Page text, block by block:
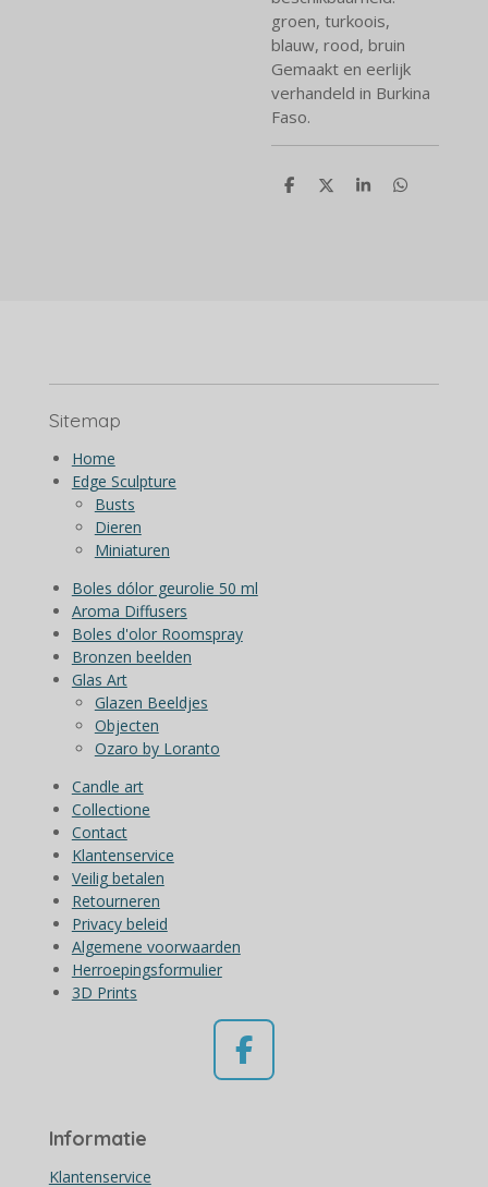
groen, turkoois,
blauw, rood, bruin
Gemaakt en eerlijk
verhandeld in Burkina
Faso.
D
D
S
D
Sitemap
Home
Edge Sculpture
Busts
Dieren
Miniaturen
Boles dólor geurolie 50 ml
Aroma Diffusers
Boles d'olor Roomspray
Bronzen beelden
Glas Art
Glazen Beeldjes
Objecten
Ozaro by Loranto
Candle art
Collectione
Contact
Klantenservice
Veilig betalen
Retourneren
Privacy beleid
Algemene voorwaarden
Herroepingsformulier
3D Prints
F
Informatie
Klantenservice